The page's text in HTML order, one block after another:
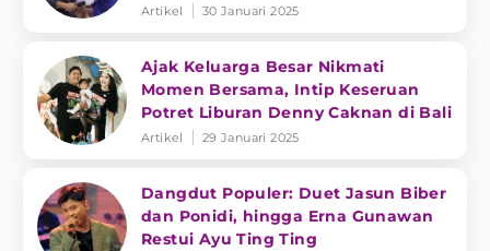
Artikel 30 Januari 2025
Ajak Keluarga Besar Nikmati
Momen Bersama, Intip Keseruan
Potret Liburan Denny Caknan di Bali
Artikel 29 Januari 2025
Dangdut Populer: Duet Jasun Biber
dan Ponidi, hingga Erna Gunawan
Restui Ayu Ting Ting